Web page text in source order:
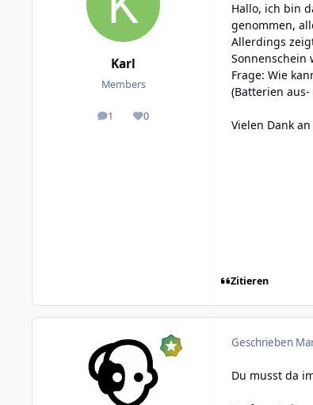
Karl
Members
1
posts 0
Reputation
Hallo, ich bin
genommen,
Allerdings
Sonnenschein
Frage: Wie
(Batterien
Vielen Dank
Zitieren
Geschrieben
Du musst da